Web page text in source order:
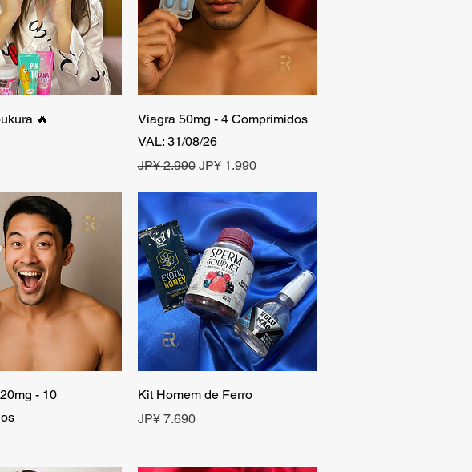
rápida
🔥
Visualização rápida
Viagra 50mg - 4 Comprimidos
VAL: 31/08/26
Preço normal
JP¥ 2.990 Preço promocional
JP¥ 1.990
rápida
- 10
Visualização rápida
Kit Homem de Ferro
Preço
JP¥ 7.690